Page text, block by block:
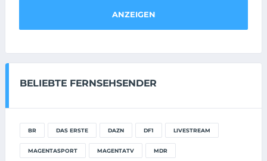
ANZEIGEN
BELIEBTE FERNSEHSENDER
BR DAS ERSTE DAZN DF1 LIVESTREAM
MAGENTASPORT MAGENTATV MDR